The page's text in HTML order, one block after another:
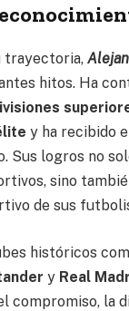
trayectoria,
hitos. Ha
y ha recibido
Sus logros no
sino
de sus
históricos
y Real
compromiso, la